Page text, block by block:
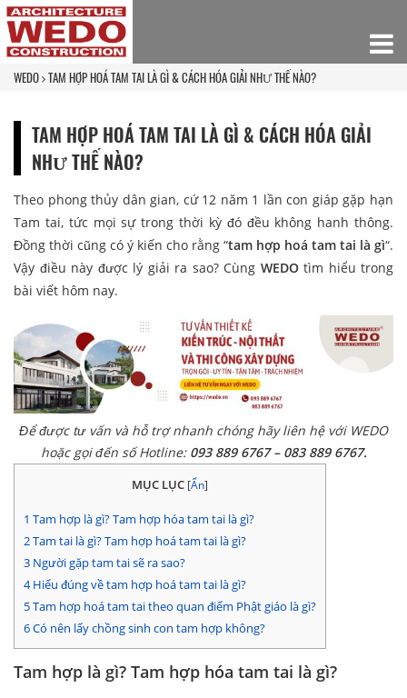
WEDO TAM HỢP HOÁ TAM TAI LÀ GÌ & CÁCH HÓA GIẢI NHƯ THẾ NÀO?
TAM HỢP HOÁ TAM TAI LÀ GÌ & CÁCH HÓA GIẢI
NHƯ THẾ NÀO?
Theo phong thủy dân gian, cứ 12 năm 1 lần con giáp gặp hạn
Tam tai, tức mọi sự trong thời kỳ đó đều không hanh thông.
Đồng thời cũng có ý kiến cho rằng “tam hợp hoá tam tai là gì“.
Vậy điều này được lý giải ra sao? Cùng WEDOtìm hiểu trong
bài viết hôm nay.
Để được tư vấn và hỗ trợ nhanh chóng hãy liên hệ với WEDO
hoặc gọi đến số Hotline: 093 889 6767 – 083 889 6767.
MỤC LỤC [Ẩn]
1 Tam hợp là gì? Tam hợp hóa tam tai là gì?
2Tam tai là gì? Tam hợp hoá tam tai là gì?
3 Người gặp tam tai sẽ ra sao?
4Hiểu đúng về tam hợp hoá tam tai là gì?
5Tam hợp hoá tam tai theo quan điểm Phật giáo là gì?
6Có nên lấy chồng sinh con tam hợp không?
Tam hợp là gì? Tam hợp hóa tam tai là gì?